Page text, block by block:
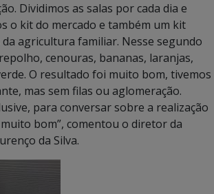
Dividimos as salas por cada dia e
o kit do mercado e também um kit
agricultura familiar. Nesse segundo
cenouras, bananas, laranjas,
O resultado foi muito bom, tivemos
mas sem filas ou aglomeração.
para conversar sobre a realização
bom”, comentou o diretor da
da Silva.